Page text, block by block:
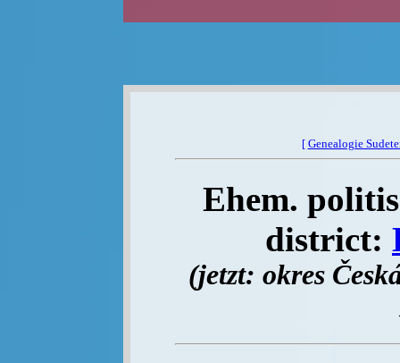
[ Genealogie
Ehem.
district:
(jetzt: okres